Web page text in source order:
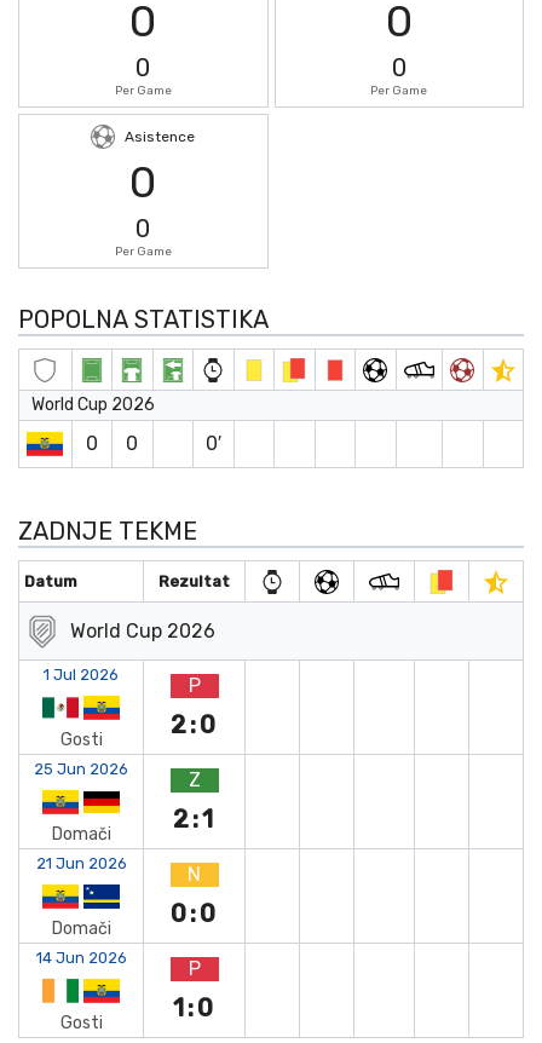
0
0
Per Game
0
0
Per Game
Asistence
0
0
Per Game
POPOLNA STATISTIKA
World Cup 2026
0 0 0′
ZADNJE TEKME
Datum Rezultat
World Cup 2026
1 Jul 2026
Gosti
P
2:0
25 Jun 2026
Domači
Z
2:1
21 Jun 2026
Domači
N
0:0
14 Jun 2026
Gosti
P
1:0